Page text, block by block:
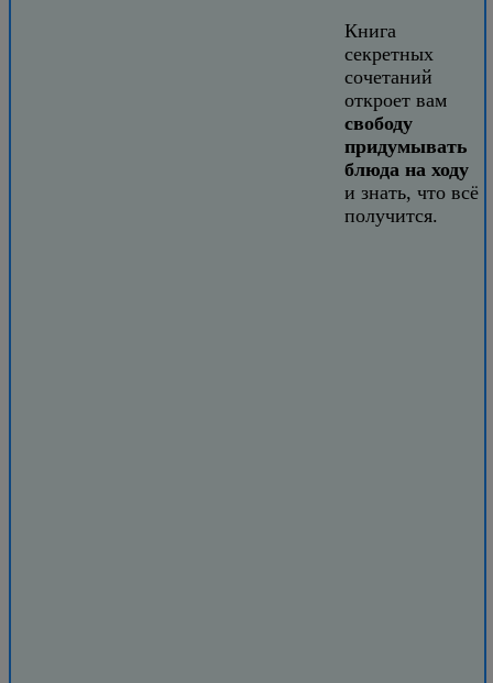
Книга
секретных
сочетаний
откроет вам
свободу
придумывать
блюда на ходу
и знать, что всё
получится.